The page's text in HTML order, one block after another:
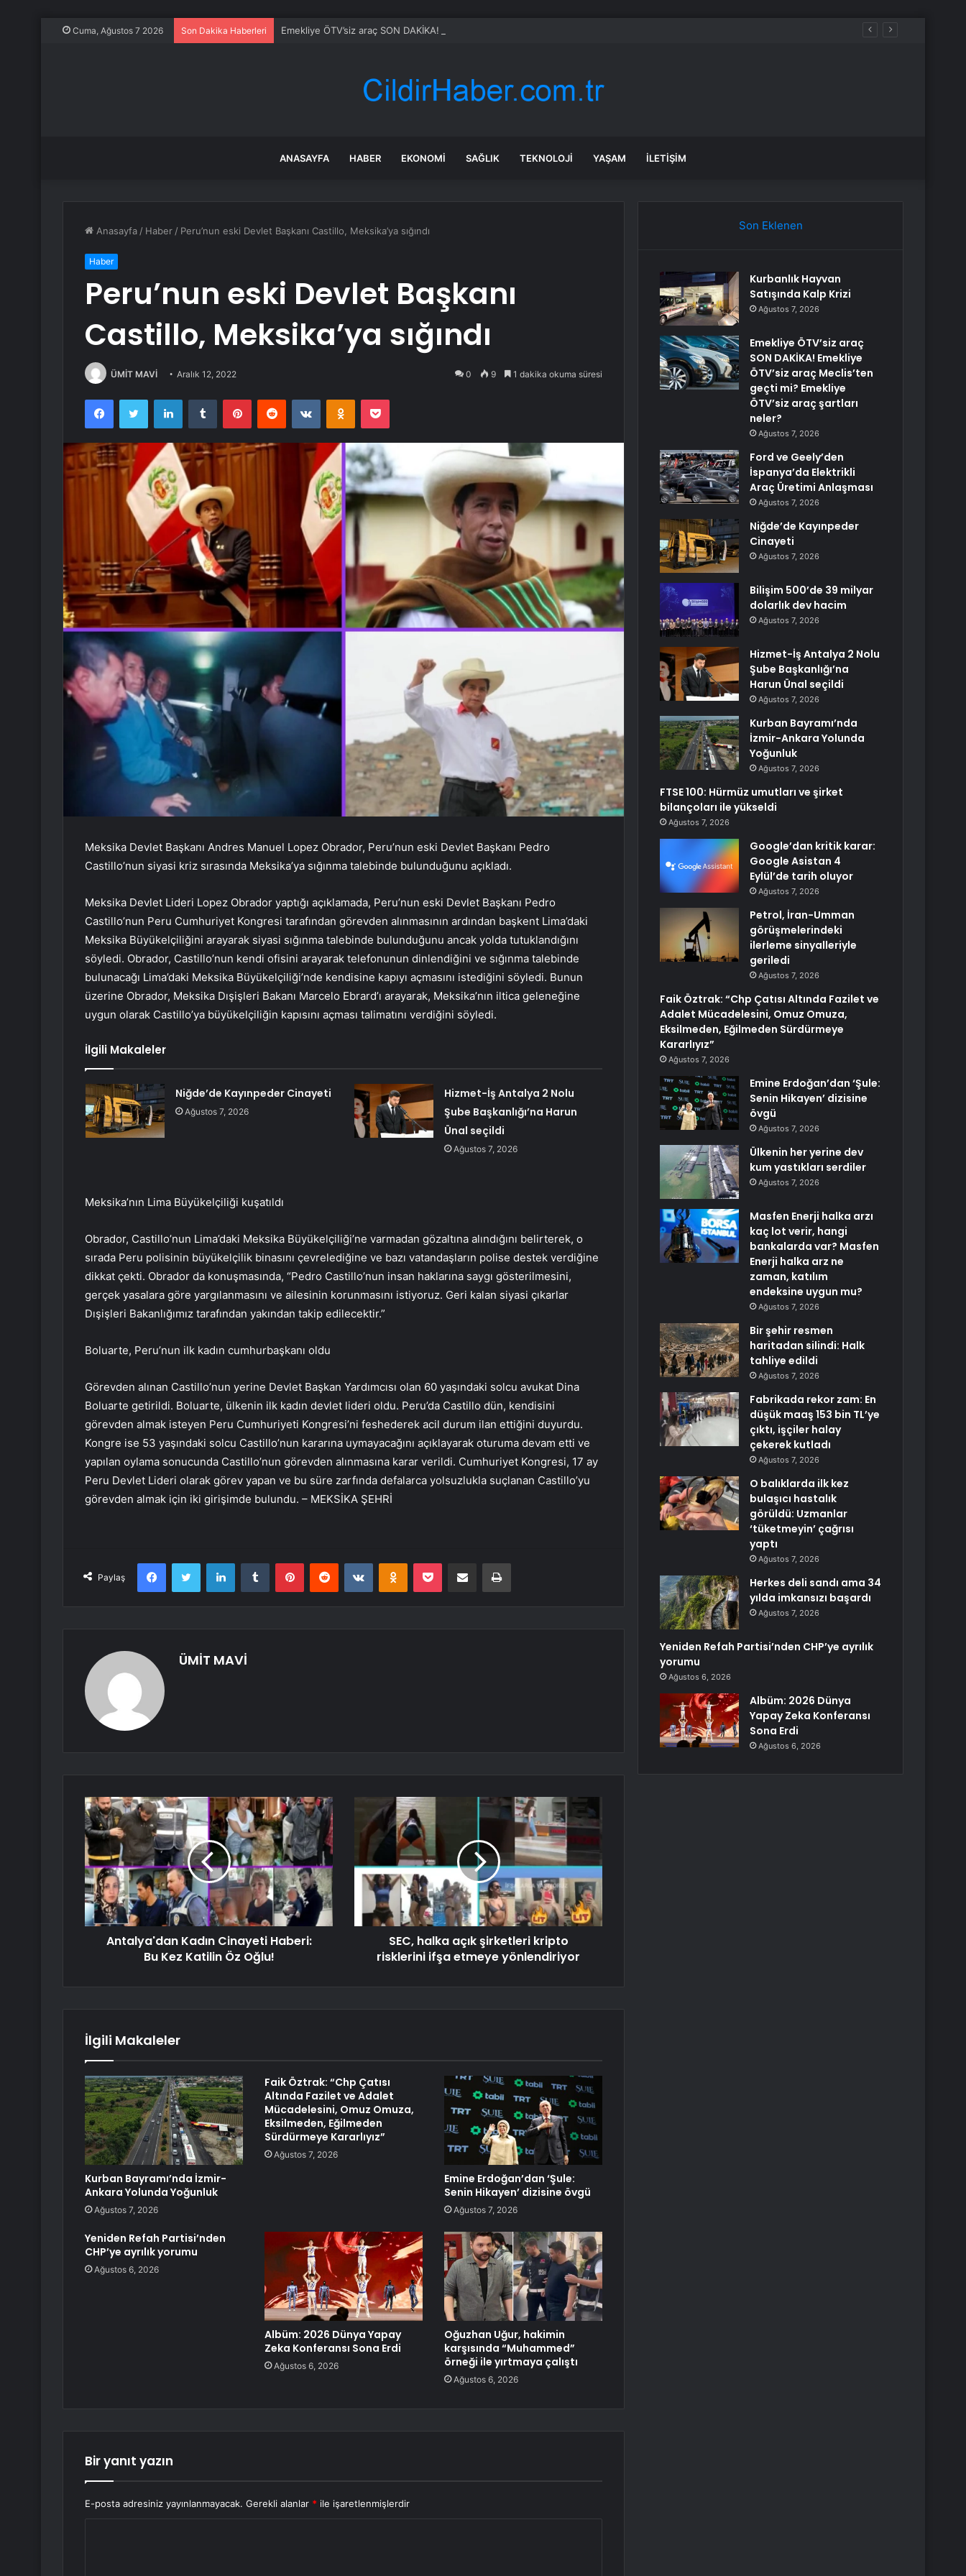
Cuma, Ağustos 7 2026 Son Dakika Haberleri Emekliye ÖTV’siz araç SON DAKİKA! Emekliye ÖTV’siz araç Meclis’ten geçti mi? Emekliye ÖTV’siz araç şartları neler?
ANASAYFA HABER EKONOMI SAĞLIK TEKNOLOJI YAŞAM İLETIŞIM
Anasayfa / Haber / Peru’nun eski Devlet Başkanı Castillo, Meksika’ya sığındı
Haber
Peru’nun eski Devlet Başkanı
Castillo, Meksika’ya sığındı
ÜMİT MAVİ Aralık 12, 2022 0 9 1 dakika okuma süresi
FacebookTwitter LinkedInTumblr PinterestReddit VKontakteOdnoklassniki
Pocket
Meksika Devlet Başkanı Andres Manuel Lopez Obrador, Peru’nun eski Devlet Başkanı Pedro
Castillo’nun siyasi kriz sırasında Meksika’ya sığınma talebinde bulunduğunu açıkladı.
Meksika Devlet Lideri Lopez Obrador yaptığı açıklamada, Peru’nun eski Devlet Başkanı Pedro
Castillo’nun Peru Cumhuriyet Kongresi tarafından görevden alınmasının ardından başkent Lima’daki
Meksika Büyükelçiliğini arayarak siyasi sığınma talebinde bulunduğunu ancak yolda tutuklandığını
söyledi. Obrador, Castillo’nun kendi ofisini arayarak telefonunun dinlendiğini ve sığınma talebinde
bulunacağı Lima’daki Meksika Büyükelçiliği’nde kendisine kapıyı açmasını istediğini söyledi. Bunun
üzerine Obrador, Meksika Dışişleri Bakanı Marcelo Ebrard’ı arayarak, Meksika’nın iltica geleneğine
uygun olarak Castillo’ya büyükelçiliğin kapısını açması talimatını verdiğini söyledi.
İlgili Makaleler
Niğde’de Kayınpeder Cinayeti
Ağustos 7, 2026
Hizmet-İş Antalya 2 Nolu
Şube Başkanlığı’na Harun
Ünal seçildi
Ağustos 7, 2026
Meksika’nın Lima Büyükelçiliği kuşatıldı
Obrador, Castillo’nun Lima’daki Meksika Büyükelçiliği’ne varmadan gözaltına alındığını belirterek, o
sırada Peru polisinin büyükelçilik binasını çevrelediğine ve bazı vatandaşların polise destek verdiğine
dikkat çekti. Obrador da konuşmasında, “Pedro Castillo’nun insan haklarına saygı gösterilmesini,
gerçek yasalara göre yargılanmasını ve ailesinin korunmasını istiyoruz. Geri kalan siyasi çıkarlar
Dışişleri Bakanlığımız tarafından yakından takip edilecektir.”
Boluarte, Peru’nun ilk kadın cumhurbaşkanı oldu
Görevden alınan Castillo’nun yerine Devlet Başkan Yardımcısı olan 60 yaşındaki solcu avukat Dina
Boluarte getirildi. Boluarte, ülkenin ilk kadın devlet lideri oldu. Peru’da Castillo dün, kendisini
görevden almak isteyen Peru Cumhuriyeti Kongresi’ni feshederek acil durum ilan ettiğini duyurdu.
Kongre ise 53 yaşındaki solcu Castillo’nun kararına uymayacağını açıklayarak oturuma devam etti ve
yapılan oylama sonucunda Castillo’nun görevden alınmasına karar verildi. Cumhuriyet Kongresi, 17 ay
Peru Devlet Lideri olarak görev yapan ve bu süre zarfında defalarca yolsuzlukla suçlanan Castillo’yu
görevden almak için iki girişimde bulundu. – MEKSİKA ŞEHRİ
Paylaş
FacebookTwitter LinkedInTumblr PinterestReddit VKontakteOdnoklassniki
Pocket E-Posta ile paylaş Yazdır
ÜMİT MAVİ
Antalya'dan Kadın Cinayeti Haberi:
Bu Kez Katilin Öz Oğlu!
SEC, halka açık şirketleri kripto
risklerini ifşa etmeye yönlendiriyor
İlgili Makaleler
Kurban Bayramı’nda İzmir-
Ankara Yolunda Yoğunluk
Ağustos 7, 2026
Faik Öztrak: “Chp Çatısı
Altında Fazilet ve Adalet
Mücadelesini, Omuz Omuza,
Eksilmeden, Eğilmeden
Sürdürmeye Kararlıyız”
Ağustos 7, 2026
Emine Erdoğan’dan ‘Şule:
Senin Hikayen’ dizisine övgü
Ağustos 7, 2026
Yeniden Refah Partisi’nden
CHP’ye ayrılık yorumu
Ağustos 6, 2026
Albüm: 2026 Dünya Yapay
Zeka Konferansı Sona Erdi
Ağustos 6, 2026
Oğuzhan Uğur, hakimin
karşısında “Muhammed”
örneği ile yırtmaya çalıştı
Ağustos 6, 2026
Bir yanıt yazın
E-posta adresiniz yayınlanmayacak. Gerekli alanlar * ile işaretlenmişlerdir
Son Eklenen
Kurbanlık Hayvan
Satışında Kalp Krizi
Ağustos 7, 2026
Emekliye ÖTV’siz araç
SON DAKİKA! Emekliye
ÖTV’siz araç Meclis’ten
geçti mi? Emekliye
ÖTV’siz araç şartları
neler?
Ağustos 7, 2026
Ford ve Geely’den
İspanya’da Elektrikli
Araç Üretimi Anlaşması
Ağustos 7, 2026
Niğde’de Kayınpeder
Cinayeti
Ağustos 7, 2026
Bilişim 500’de 39 milyar
dolarlık dev hacim
Ağustos 7, 2026
Hizmet-İş Antalya 2 Nolu
Şube Başkanlığı’na
Harun Ünal seçildi
Ağustos 7, 2026
Kurban Bayramı’nda
İzmir-Ankara Yolunda
Yoğunluk
Ağustos 7, 2026
FTSE 100: Hürmüz umutları ve şirket
bilançoları ile yükseldi
Ağustos 7, 2026
Google’dan kritik karar:
Google Asistan 4
Eylül’de tarih oluyor
Ağustos 7, 2026
Petrol, İran-Umman
görüşmelerindeki
ilerleme sinyalleriyle
geriledi
Ağustos 7, 2026
Faik Öztrak: “Chp Çatısı Altında Fazilet ve
Adalet Mücadelesini, Omuz Omuza,
Eksilmeden, Eğilmeden Sürdürmeye
Kararlıyız”
Ağustos 7, 2026
Emine Erdoğan’dan ‘Şule:
Senin Hikayen’ dizisine
övgü
Ağustos 7, 2026
Ülkenin her yerine dev
kum yastıkları serdiler
Ağustos 7, 2026
Masfen Enerji halka arzı
kaç lot verir, hangi
bankalarda var? Masfen
Enerji halka arz ne
zaman, katılım
endeksine uygun mu?
Ağustos 7, 2026
Bir şehir resmen
haritadan silindi: Halk
tahliye edildi
Ağustos 7, 2026
Fabrikada rekor zam: En
düşük maaş 153 bin TL’ye
çıktı, işçiler halay
çekerek kutladı
Ağustos 7, 2026
O balıklarda ilk kez
bulaşıcı hastalık
görüldü: Uzmanlar
‘tüketmeyin’ çağrısı
yaptı
Ağustos 7, 2026
Herkes deli sandı ama 34
yılda imkansızı başardı
Ağustos 7, 2026
Yeniden Refah Partisi’nden CHP’ye ayrılık
yorumu
Ağustos 6, 2026
Albüm: 2026 Dünya
Yapay Zeka Konferansı
Sona Erdi
Ağustos 6, 2026